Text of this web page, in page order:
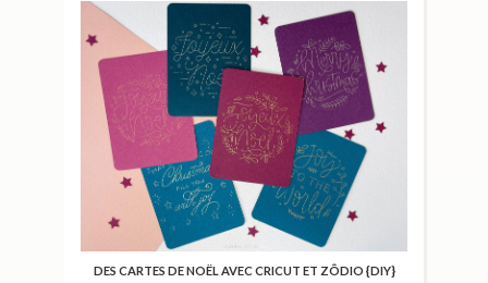
DES CARTES DE NOËL AVEC CRICUT ET ZÔDIO {DIY}